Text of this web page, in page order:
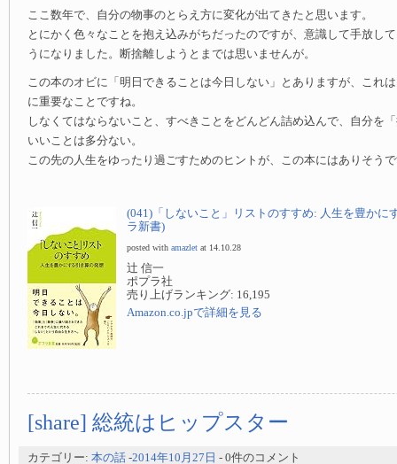
ここ数年で、自分の物事のとらえ方に変化が出てきたと思います。
とにかく色々なことを抱え込みがちだったのですが、意識して手放し
うになりました。断捨離しようとまでは思いませんが。
この本のオビに「明日できることは今日しない」とありますが、これ
に重要なことですね。
しなくてはならないこと、すべきことをどんどん詰め込んで、自分を
いいことは多分ない。
この先の人生をゆったり過ごすためのヒントが、この本にはありそう
(041)「しないこと」リストのすすめ: 人生を豊かに
ラ新書)
posted with amazlet at 14.10.28
辻 信一
ポプラ社
売り上げランキング: 16,195
Amazon.co.jpで詳細を見る
[share] 総統はヒップスター
カテゴリー: 本の話 -2014年10月27日 - 0件のコメント